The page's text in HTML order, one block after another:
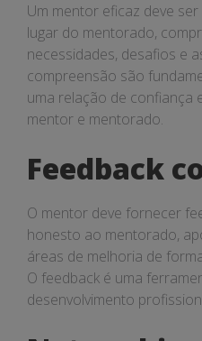
Um mentor eficaz deve
lugar do mentorado,
necessidades, desafios e
compreensão são
uma relação de confiança
mentor e mentorado.
Feedback
O mentor deve fornecer
honesto ao mentorado,
áreas de melhoria de
O feedback é uma
desenvolvimento